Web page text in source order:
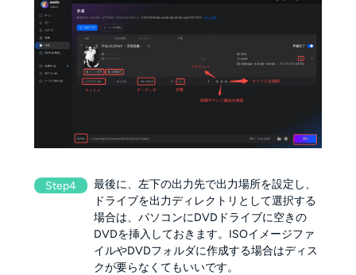
Step4
最後に、左下の出力先で出力場所を設定し、
ドライブを出力ディレクトリとして選択する
場合は、パソコンにDVDドライブに空きの
DVDを挿入しておきます。ISOイメージファ
イルやDVDフォルダに作成する場合はディス
クが要らなくてもいいです。